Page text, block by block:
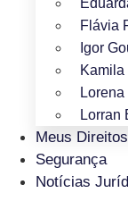
Flávia
Igor
Lorran
Meus Direitos
Segurança
Notícias